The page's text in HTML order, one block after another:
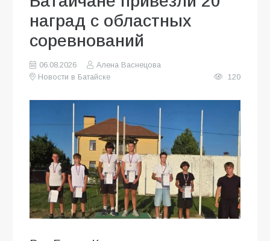
наград с областных
соревнований
06.08.2026
Алена Васнецова
Новости в Батайске
120